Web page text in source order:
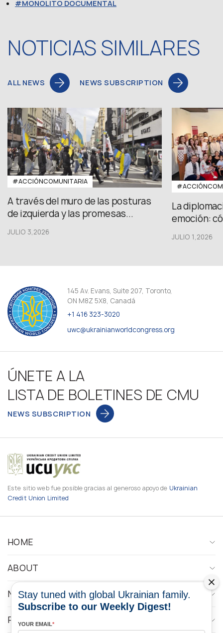
MONOLITO DOCUMENTAL
NOTICIAS SIMILARES
ALL NEWS NEWS SUBSCRIPTION
#ACCIÓNCOMUNITARIA
A través del muro de las posturas
de izquierda y las promesas...
JULIO 3,2026
La
emoción:
JULIO 1,2026
145 Av. Evans, Suite 207, Toronto,
ON M8Z 5X8, Canadá
+1 416 323-3020
uwc@ukrainianworldcongress.org
ÚNETE A LA
LISTA DE BOLETINES DE CMU
NEWS SUBSCRIPTION
Este sitio web fue posible gracias al generoso apoyo de Ukrainian
Credit Union Limited
HOME
ABOUT
NEWS
PROGRAMS
Stay tuned with global Ukrainian family.
Subscribe to our Weekly Digest!
YOUR EMAIL*